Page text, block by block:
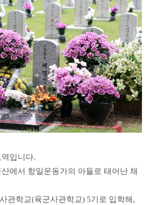
입니다.
에서 항일운동가의 아들로 태어난 채
관학교(육군사관학교) 5기로 입학해,